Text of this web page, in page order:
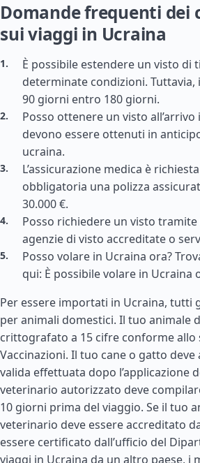
Domande frequenti dei
sui viaggi in Ucraina
È possibile estendere un visto di
determinate condizioni.
90 giorni entro 180 giorni.
Posso ottenere un visto
devono essere ottenuti in
ucraina.
L’assicurazione medica è
obbligatoria una polizza
30.000 €.
Posso richiedere un visto tramite
agenzie di visto accreditate o
Posso volare in Ucraina ora?
qui: È possibile volare in Ucraina
Per essere importati in Ucraina, tutti
per animali domestici. Il tuo animale
crittografato a 15 cifre conforme allo
Vaccinazioni. Il tuo cane o gatto
valida effettuata dopo l’applicazione
veterinario autorizzato deve
10 giorni prima del viaggio. Se il tuo
veterinario deve essere accreditato
essere certificato dall’ufficio del
viaggi in Ucraina da un altro paese, i